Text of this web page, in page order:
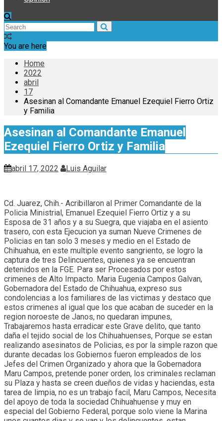
You are here
Home
2022
abril
17
Asesinan al Comandante Emanuel Ezequiel Fierro Ortiz
y Familia
Asesinan al Comandante Emanuel
Ezequiel Fierro Ortiz y Familia
abril 17, 2022 Luis Aguilar
Cd. Juarez, Chih.- Acribillaron al Primer Comandante de la
Policia Ministrial, Emanuel Ezequiel Fierro Ortiz y a su
Esposa de 31 años y a su Suegra, que viajaba en el asiento
trasero, con esta Ejecucion ya suman Nueve Crimenes de
Policias en tan solo 3 meses y medio en el Estado de
Chihuahua, en este multiple evento sangriento, se logro la
captura de tres Delincuentes, quienes ya se encuentran
detenidos en la FGE. Para ser Procesados por estos
crimenes de Alto Impacto. Maria Eugenia Campos Galvan,
Gobernadora del Estado de Chihuahua, expreso sus
condolencias a los familiares de las victimas y destaco que
estos crimenes al igual que los que acaban de suceder en la
region noroeste de Janos, no quedaran impunes,
Trabajaremos hasta erradicar este Grave delito, que tanto
daña el tejido social de los Chihuahuenses, Porque se estan
realizando asesinatos de Policias, es por la simple razon que
durante decadas los Gobiernos fueron empleados de los
Jefes del Crimen Organizado y ahora que la Gobernadora
Maru Campos, pretende poner orden, los criminales reclaman
su Plaza y hasta se creen dueños de vidas y haciendas, esta
tarea de limpia, no es un trabajo facil, Maru Campos, Necesita
del apoyo de toda la sociedad Chihuahuense y muy en
especial del Gobierno Federal, porque solo viene la Marina